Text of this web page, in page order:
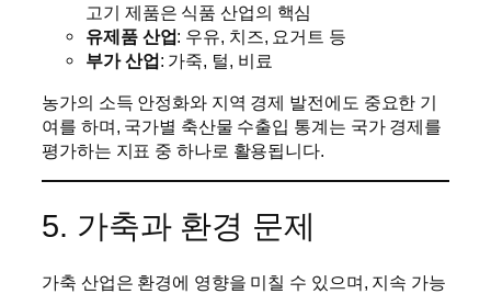
고기 제품은 식품 산업의 핵심
유제품 산업: 우유, 치즈, 요거트 등
부가 산업: 가죽, 털, 비료
농가의 소득 안정화와 지역 경제 발전에도 중요한 기
여를 하며, 국가별 축산물 수출입 통계는 국가 경제를
평가하는 지표 중 하나로 활용됩니다.
5. 가축과 환경 문제
가축 산업은 환경에 영향을 미칠 수 있으며, 지속 가능